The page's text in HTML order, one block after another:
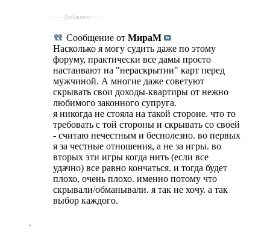
- - - Добавлено - - -
Сообщение от МираМ
Насколько я могу судить даже по этому
форуму, практически все дамы просто
настаивают на "нераскрытии" карт перед
мужчиной. А многие даже советуют
скрывать свои доходы-квартиры от нежно
любимого законного супруга.
я никогда не стояла на такой стороне. что то
требовать с той стороны и скрывать со своей
- считаю нечестным и бесполезно. во первых
я за честные отношения, а не за игры. во
вторых эти игры когда нить (если все
удачно) все равно кончаться. и тогда будет
плохо, очень плохо. именно потому что
скрывали/обманывали. я так не хочу. а так
выбор каждого.